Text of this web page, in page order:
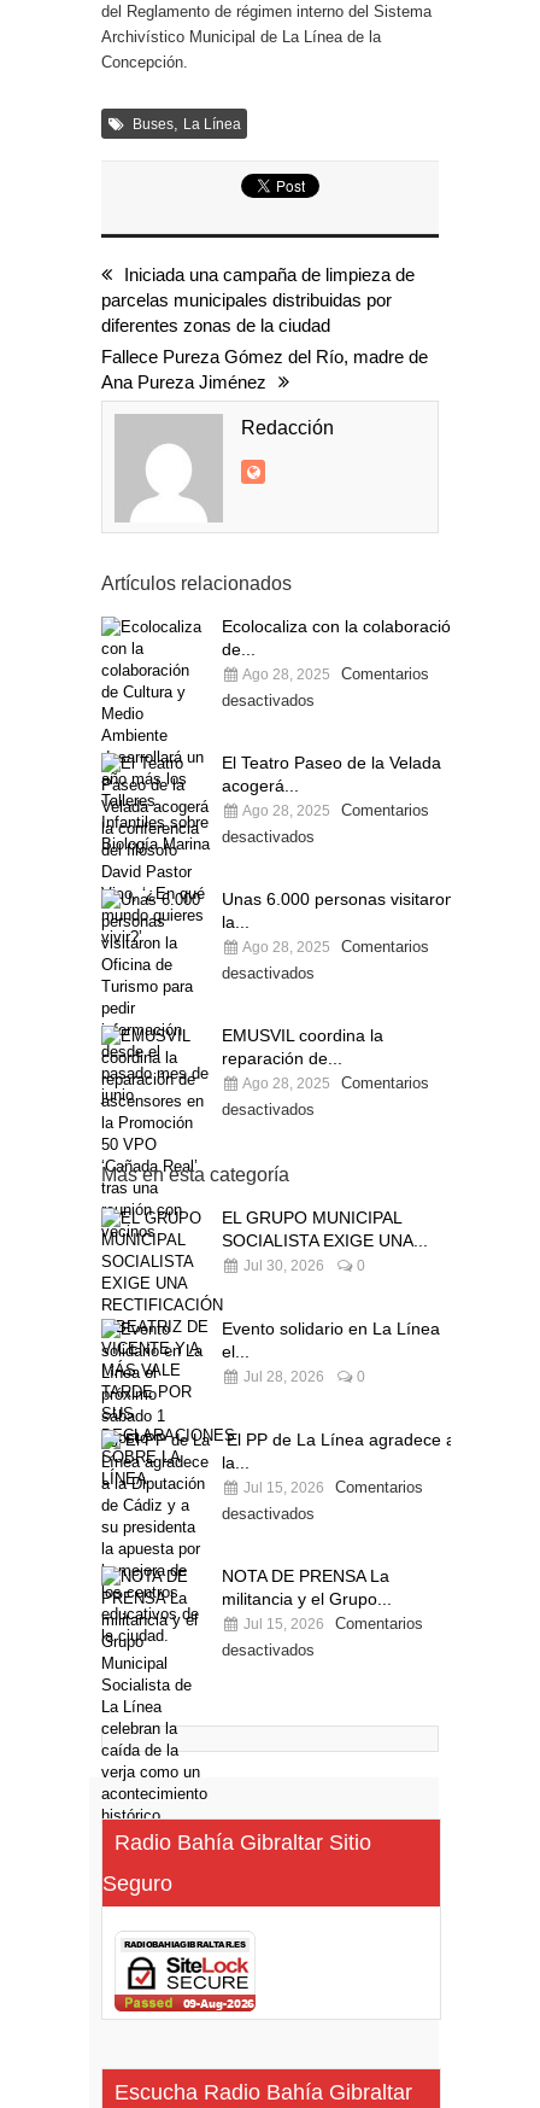
del Reglamento de régimen interno del Sistema
Archivístico Municipal de La Línea de la
Concepción.
Buses, La Línea
Iniciada una campaña de limpieza de
parcelas municipales distribuidas por
diferentes zonas de la ciudad
Fallece Pureza Gómez del Río, madre de
Ana Pureza Jiménez
Redacción
Artículos relacionados
Ecolocaliza con la colaboración
de...
Ago 28, 2025
Comentarios
desactivados
El Teatro Paseo de la Velada
acogerá...
Ago 28, 2025
Comentarios
desactivados
Unas 6.000 personas visitaron
la...
Ago 28, 2025
Comentarios
desactivados
EMUSVIL coordina la
reparación de...
Ago 28, 2025
Comentarios
desactivados
Más en esta categoría
EL GRUPO MUNICIPAL
SOCIALISTA EXIGE UNA...
Jul 30, 2026 0
Evento solidario en La Línea
el...
Jul 28, 2026 0
El PP de La Línea agradece a
la...
Jul 15, 2026
Comentarios
desactivados
NOTA DE PRENSA La
militancia y el Grupo...
Jul 15, 2026
Comentarios
desactivados
Radio Bahía Gibraltar Sitio
Seguro
Escucha Radio Bahía Gibraltar